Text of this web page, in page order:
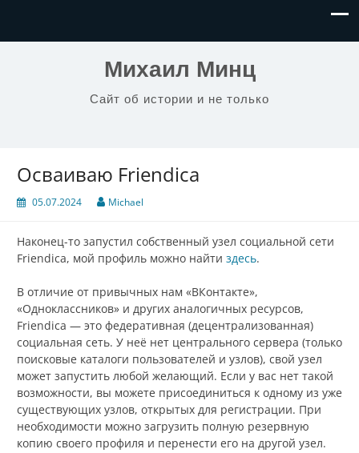
Михаил Минц
Сайт об истории и не только
Осваиваю Friendica
05.07.2024 Michael
Наконец-то запустил собственный узел социальной сети
Friendica, мой профиль можно найти здесь.
В отличие от привычных нам «ВКонтакте»,
«Одноклассников» и других аналогичных ресурсов,
Friendica — это федеративная (децентрализованная)
социальная сеть. У неё нет центрального сервера (только
поисковые каталоги пользователей и узлов), свой узел
может запустить любой желающий. Если у вас нет такой
возможности, вы можете присоединиться к одному из уже
существующих узлов, открытых для регистрации. При
необходимости можно загрузить полную резервную
копию своего профиля и перенести его на другой узел.